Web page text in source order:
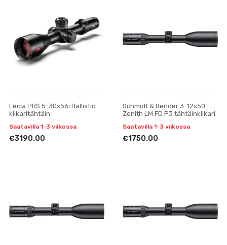
Leica PRS 5-30x56i Ballistic
kiikaritähtäin
Saatavilla 1-3 viikossa
€3190.00
Schmidt & Bender 3-12x50
Zenith LM FD P3 tähtäinkiikari
Saatavilla 1-3 viikossa
€1750.00